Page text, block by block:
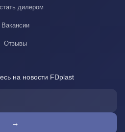
дилером
Вакансии
Отзывы
на новости FDplast
→